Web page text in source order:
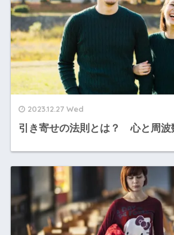
2023.12.27 Wed
引き寄せの法則とは？ 心と周波